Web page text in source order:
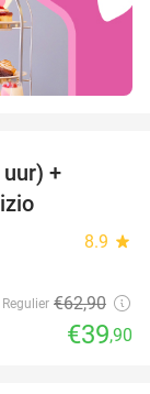
+
8.9 star
Regulier €62,90
€39,90